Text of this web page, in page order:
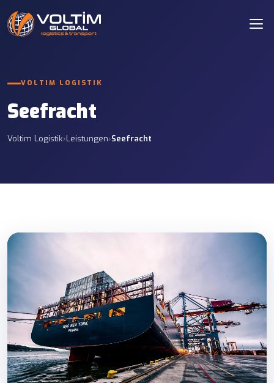
VOLTIM LOGISTIK
Seefracht
Voltim Logistik›Leistungen›Seefracht